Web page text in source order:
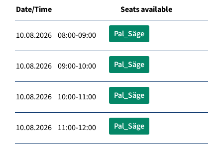
Date/Time Seats available
10.08.2026 08:00-09:00 Pal_Säge
10.08.2026 09:00-10:00 Pal_Säge
10.08.2026 10:00-11:00 Pal_Säge
10.08.2026 11:00-12:00 Pal_Säge